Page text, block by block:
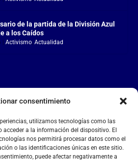
consentimiento
utilizamos tecnologías como las
acceder a la información del dispositivo. El
nos permitirá procesar datos como el
o las identificaciones únicas en este sitio.
puede afectar negativamente a
de la partida de la División Azul
a los Caídos
|Activismo,Actualidad